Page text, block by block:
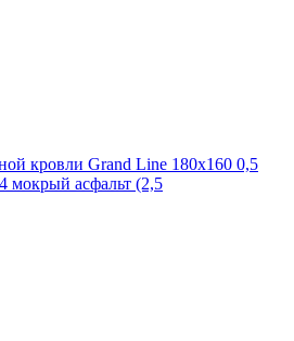
кровли Grand Line 180x160 0,5
мокрый асфальт (2,5